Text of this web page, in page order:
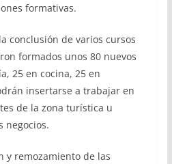
formativas.
conclusión de varios cursos
formados unos 80 nuevos
25 en cocina, 25 en
insertarse a trabajar en
de la zona turística u
negocios.
y remozamiento de las